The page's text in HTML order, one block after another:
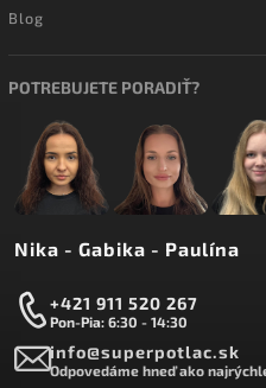
Blog
POTREBUJETE PORADIŤ?
Nika - Gabika - Paulína
+421 911 520 267
Pon-Pia: 6:30 - 14:30
info@superpotlac.sk
Odpovedáme hneď ako